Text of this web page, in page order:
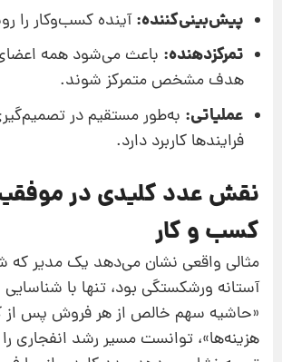
پیش‌بینی‌کننده:آینده کسب‌و‌کار را
تمرکزدهنده: باعث می‌شود همه
هدف مشخص متمرکز شوند.
عملیاتی: به‌طور مستقیم در
فرایندها کاربرد دارد.
نقش عدد کلیدی در
کسب و کار
مثالی واقعی نشان می‌دهد یک مدیر که
آستانه ورشکستگی بود، تنها با
«حاشیه سهم خالص از هر فروش پس از
هزینه‌ها»، توانست مسیر رشد انفجاری را